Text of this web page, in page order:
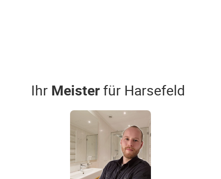
Ihr Meisterfür Harsefeld